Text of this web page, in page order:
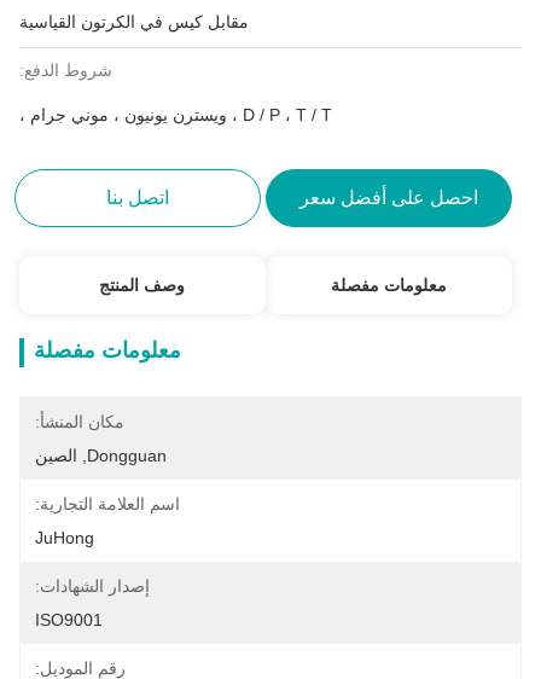
مقابل كيس في الكرتون القياسية
شروط الدفع:
D / P ، T / T ، ويسترن يونيون ، موني جرام ،
احصل على أفضل سعر اتصل بنا
معلومات مفصلة وصف المنتج
معلومات مفصلة
مكان المنشأ:
Dongguan, الصين
اسم العلامة التجارية:
JuHong
إصدار الشهادات:
ISO9001
رقم الموديل: